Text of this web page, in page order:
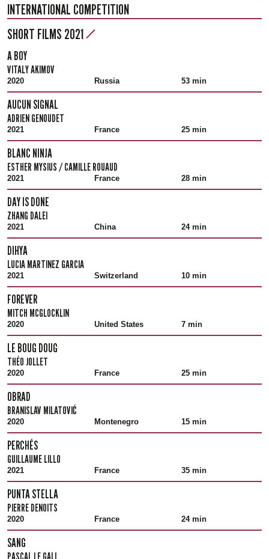
INTERNATIONAL COMPETITION
SHORT FILMS 2021
A BOY
VITALY AKIMOV
2020 Russia 53 min
AUCUN SIGNAL
ADRIEN GENOUDET
2021 France 25 min
BLANC NINJA
ESTHER MYSIUS / CAMILLE ROUAUD
2021 France 28 min
DAY IS DONE
ZHANG DALEI
2021 China 24 min
DIHYA
LUCIA MARTINEZ GARCIA
2021 Switzerland 10 min
FOREVER
MITCH MCGLOCKLIN
2020 United States 7 min
LE BOUG DOUG
THÉO JOLLET
2020 France 25 min
OBRAD
BRANISLAV MILATOVIĆ
2020 Montenegro 15 min
PERCHÉS
GUILLAUME LILLO
2021 France 35 min
PUNTA STELLA
PIERRE DENOITS
2020 France 24 min
SANG
PASCAL LE GALL